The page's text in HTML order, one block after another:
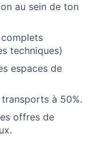
au sein de ton
techniques)
espaces de
à 50%.
offres de